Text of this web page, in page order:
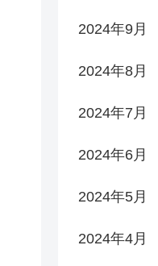
2024年9月
2024年8月
2024年7月
2024年6月
2024年5月
2024年4月